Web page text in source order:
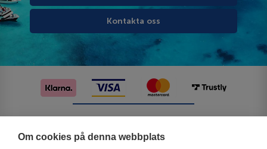
Om cookies på denna webbplats
Kontakta oss